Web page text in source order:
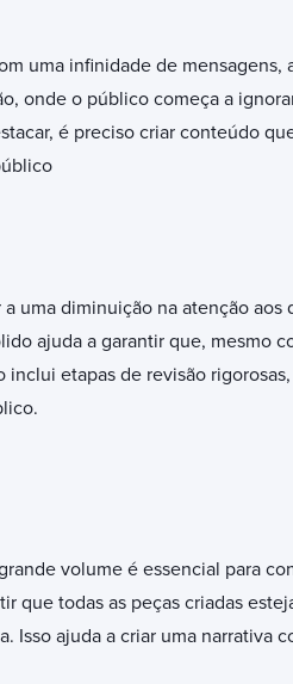
uma infinidade de mensagens,
onde o público começa a
é preciso criar conteúdo
uma diminuição na atenção aos
ajuda a garantir que, mesmo
etapas de revisão
volume é essencial para
todas as peças criadas
Isso ajuda a criar uma narrativa